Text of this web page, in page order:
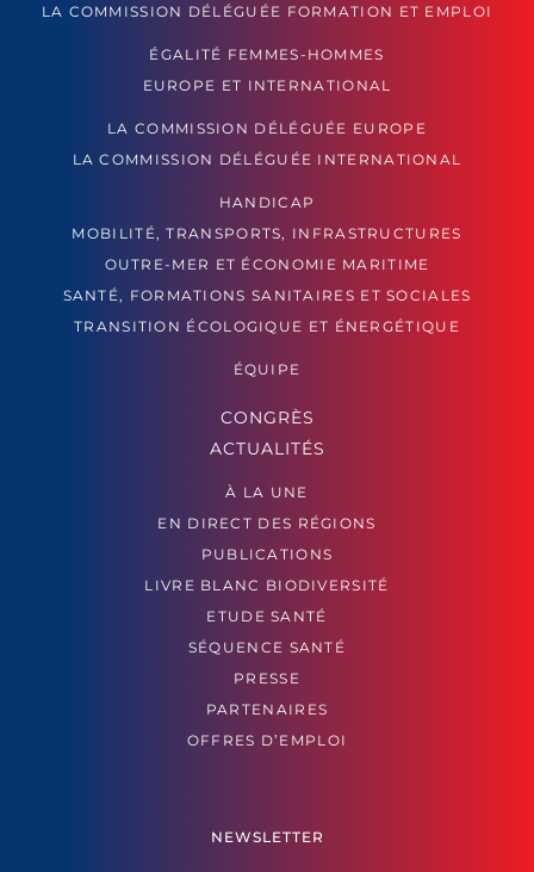
LA COMMISSION DÉLÉGUÉE FORMATION ET EMPLOI
ÉGALITÉ FEMMES-HOMMES
EUROPE ET INTERNATIONAL
LA COMMISSION DÉLÉGUÉE EUROPE
LA COMMISSION DÉLÉGUÉE INTERNATIONAL
HANDICAP
MOBILITÉ, TRANSPORTS, INFRASTRUCTURES
OUTRE-MER ET ÉCONOMIE MARITIME
SANTÉ, FORMATIONS SANITAIRES ET SOCIALES
TRANSITION ÉCOLOGIQUE ET ÉNERGÉTIQUE
ÉQUIPE
CONGRÈS
ACTUALITÉS
À LA UNE
EN DIRECT DES RÉGIONS
PUBLICATIONS
LIVRE BLANC BIODIVERSITÉ
ETUDE SANTÉ
SÉQUENCE SANTÉ
PRESSE
PARTENAIRES
OFFRES D’EMPLOI
NEWSLETTER